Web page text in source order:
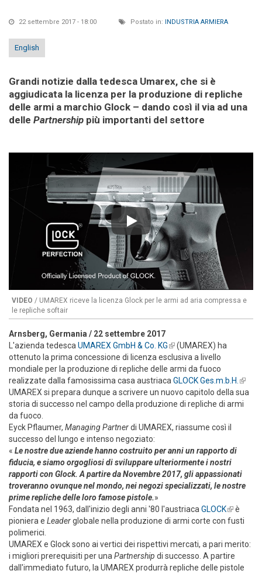
22 settembre 2017 - 18:00 Postato in: INDUSTRIA ARMIERA
English
Grandi notizie dalla tedesca Umarex, che si è
aggiudicata la licenza per la produzione di repliche
delle armi a marchio Glock – dando così il via ad una
delle Partnership più importanti del settore
Play
VIDEO / UMAREX riceve la licenza Glock per le armi ad aria compressa e
le repliche softair
Arnsberg, Germania / 22 settembre 2017
L'azienda tedesca UMAREX GmbH & Co. KG(link is external)
(UMAREX) ha
ottenuto la prima concessione di licenza esclusiva a livello
mondiale per la produzione di repliche delle armi da fuoco
realizzate dalla famosissima casa austriaca GLOCK Ges.m.b.H. (link is
UMAREX si prepara dunque a scrivere un nuovo capitolo della sua
storia di successo nel campo della produzione di repliche di armi
da fuoco.
Eyck Pflaumer, Managing Partnerdi UMAREX, riassume così il
successo del lungo e intenso negoziato:
« Le nostre due aziende hanno costruito per anni un rapporto di
fiducia, e siamo orgogliosi di sviluppare ulteriormente i nostri
rapporti con Glock. A partire da Novembre 2017, gli appassionati
troveranno ovunque nel mondo, nei negozi specializzati, le nostre
prime repliche delle loro famose pistole.»
Fondata nel 1963, dall'inizio degli anni '80 l'austriaca GLOCK(link is
external)
è
pioniera e Leaderglobale nella produzione di armi corte con fusti
polimerici.
UMAREX e Glock sono ai vertici dei rispettivi mercati, a pari merito:
i migliori prerequisiti per una Partnership di successo. A partire
dall'immediato futuro, la UMAREX produrrà repliche delle pistole